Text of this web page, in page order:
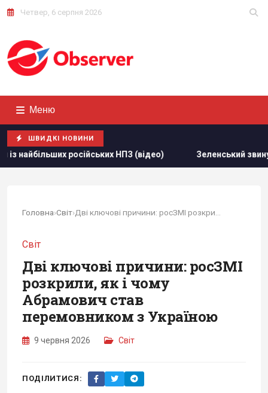
Четвер, 6 серпня 2026
Меню
ШВИДКІ НОВИНИ
НПЗ (відео) Зеленський звинуватив партнерів у
Головна›Світ›
Світ
Дві ключові причини: росЗМІ
розкрили, як і чому
Абрамович став
перемовником з Україною
9 червня 2026 Світ
ПОДІЛИТИСЯ: